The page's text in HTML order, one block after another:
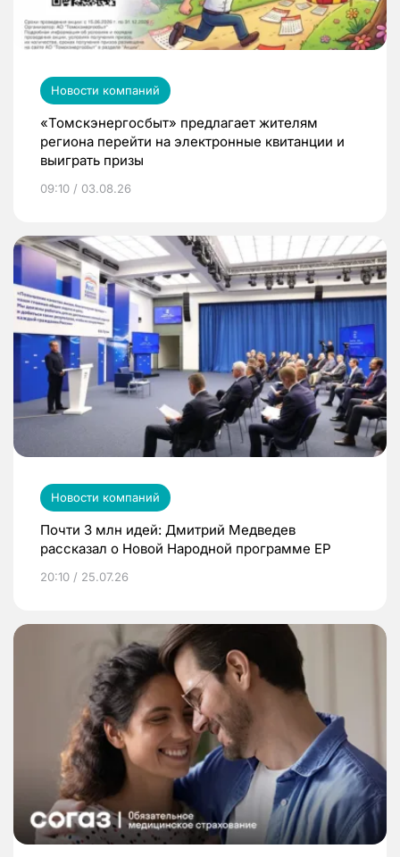
Новости компаний
«Томскэнергосбыт» предлагает жителям
региона перейти на электронные квитанции и
выиграть призы
09:10 / 03.08.26
Новости компаний
Почти 3 млн идей: Дмитрий Медведев
рассказал о Новой Народной программе ЕР
20:10 / 25.07.26